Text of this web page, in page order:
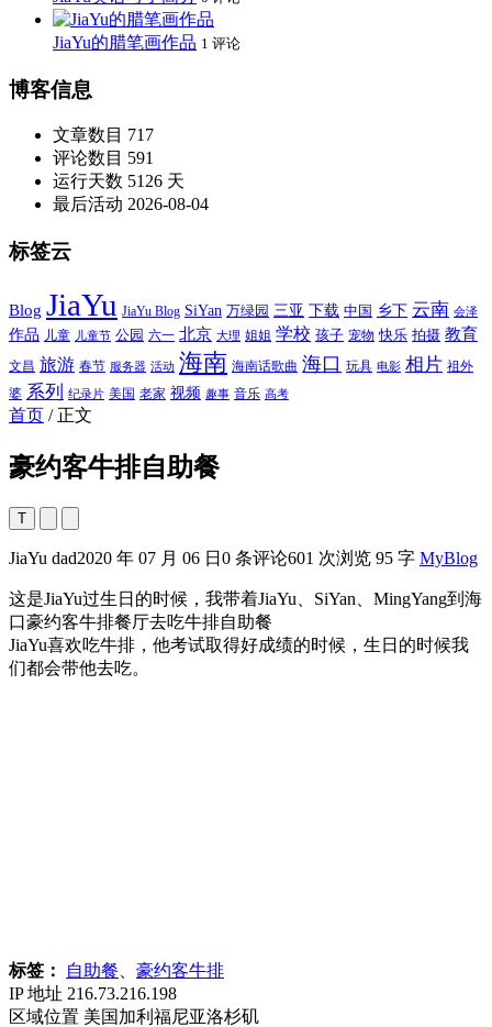
JiaYu的腊笔画作品 1 评论
博客信息
文章数目 717
评论数目 591
运行天数 5126 天
最后活动 2026-08-04
标签云
Blog JiaYu JiaYu Blog SiYan 万绿园 三亚 下载 中国 乡下 云南 会泽
作品 儿童 儿童节 公园 六一 北京 大理 姐姐 学校 孩子 宠物 快乐 拍摄 教育
文昌 旅游 春节 服务器 活动 海南 海南话歌曲 海口 玩具 电影 相片 祖外
婆 系列 纪录片 美国 老家 视频 趣事 音乐 高考
首页 / 正文
豪约客牛排自助餐
T
JiaYu dad2020 年 07 月 06 日 0 条评论601 次浏览 95 字 MyBlog
这是JiaYu过生日的时候，我带着JiaYu、SiYan、MingYang到海
口豪约客牛排餐厅去吃牛排自助餐
JiaYu喜欢吃牛排，他考试取得好成绩的时候，生日的时候我
们都会带他去吃。
标签： 自助餐
豪约客牛排
IP 地址 216.73.216.198
区域位置 美国加利福尼亚洛杉矶